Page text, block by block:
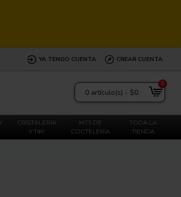
YA TENGO CUENTA CREAR CUENTA
0 artículo(s) - $0
0
CRISTALERIA
Y TIKI
KITS DE
COCTELERIA
TODA LA
TIENDA